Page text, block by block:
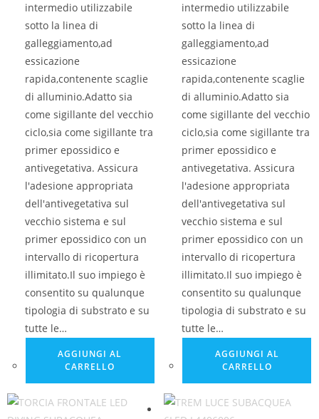
intermedio utilizzabile
sotto la linea di
galleggiamento,ad
essicazione
rapida,contenente scaglie
di alluminio.Adatto sia
come sigillante del vecchio
ciclo,sia come sigillante tra
primer epossidico e
antivegetativa. Assicura
l'adesione appropriata
dell'antivegetativa sul
vecchio sistema e sul
primer epossidico con un
intervallo di ricopertura
illimitato.Il suo impiego è
consentito su qualunque
tipologia di substrato e su
tutte le…
AGGIUNGI AL
CARRELLO
intermedio utilizzabile
sotto la linea di
galleggiamento,ad
essicazione
rapida,contenente scaglie
di alluminio.Adatto sia
come sigillante del vecchio
ciclo,sia come sigillante tra
primer epossidico e
antivegetativa. Assicura
l'adesione appropriata
dell'antivegetativa sul
vecchio sistema e sul
primer epossidico con un
intervallo di ricopertura
illimitato.Il suo impiego è
consentito su qualunque
tipologia di substrato e su
tutte le…
AGGIUNGI AL
CARRELLO